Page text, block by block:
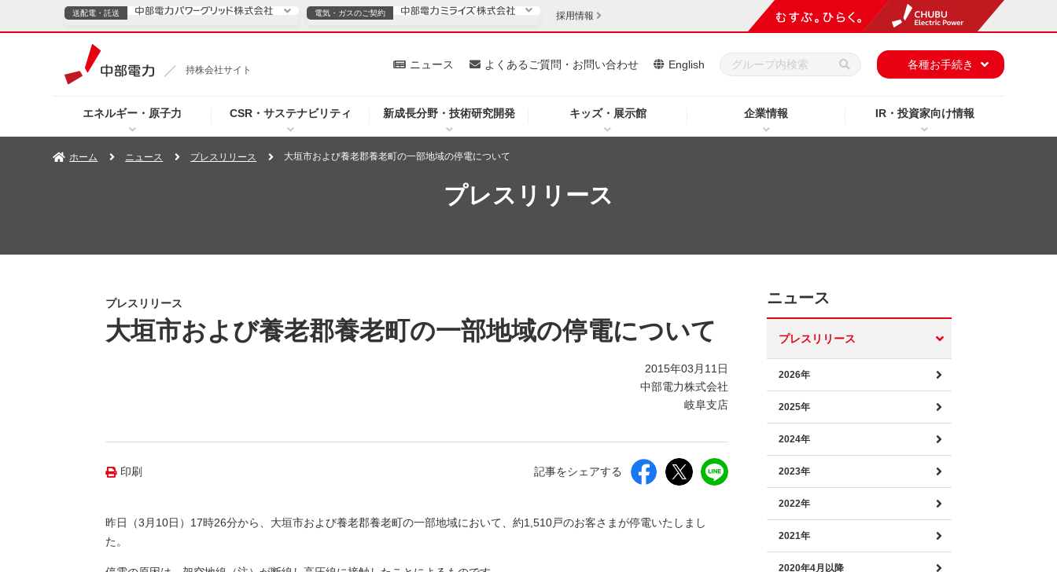
持株会社サイト
エネルギー・原子力 CSR・サステナビリティ 新成長分野・技術研究開発 キッズ・展示館 企業情報 IR・投資家向け情報
ニュース よくあるご質問・お問い合わせ English 各種お手続き
送配電・託送
TOPページへ ご案内 安定供給
企業情報
電気・ガスのご契約
電気・ガスのご契約
TOPページへ 個人のお客さま 法人のお客さま
採用情報
ホーム ニュース プレスリリース 大垣市および養老郡養老町の一部地域の停電について
プレスリリース
プレスリリース
大垣市および養老郡養老町の一部地域の停電について
2015年03月11日
中部電力株式会社
岐阜支店
印刷 記事をシェアする
昨日（3月10日）17時26分から、大垣市および養老郡養老町の一部地域において、約1,510戸のお客さまが停電いたしまし
た。
ニュース
プレスリリース
2026年
2025年
2024年
2023年
2022年
2021年
2020年4月以降